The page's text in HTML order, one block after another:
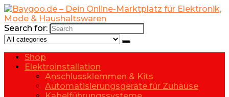
Search for:
Shop
Elektroinstallation
Anschlussklemmen & Kits
Automatisierungsgeräte für Zuhause